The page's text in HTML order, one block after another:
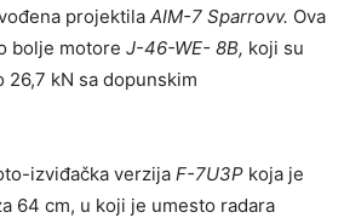
projektila AIM-7 Sparrovv. Ova
bolje motore J-46-WE- 8B, koji su
kN sa dopunskim
izviđačka verzija F-7U3P koja je
64 cm, u koji je umesto radara